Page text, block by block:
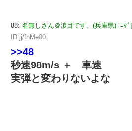
88: 名無しさん＠涙目です。(兵庫県) [ﾆﾀﾞ]
ID:jj/fhMe00
>>48
秒速98m/s ＋ 車速
実弾と変わりないよな